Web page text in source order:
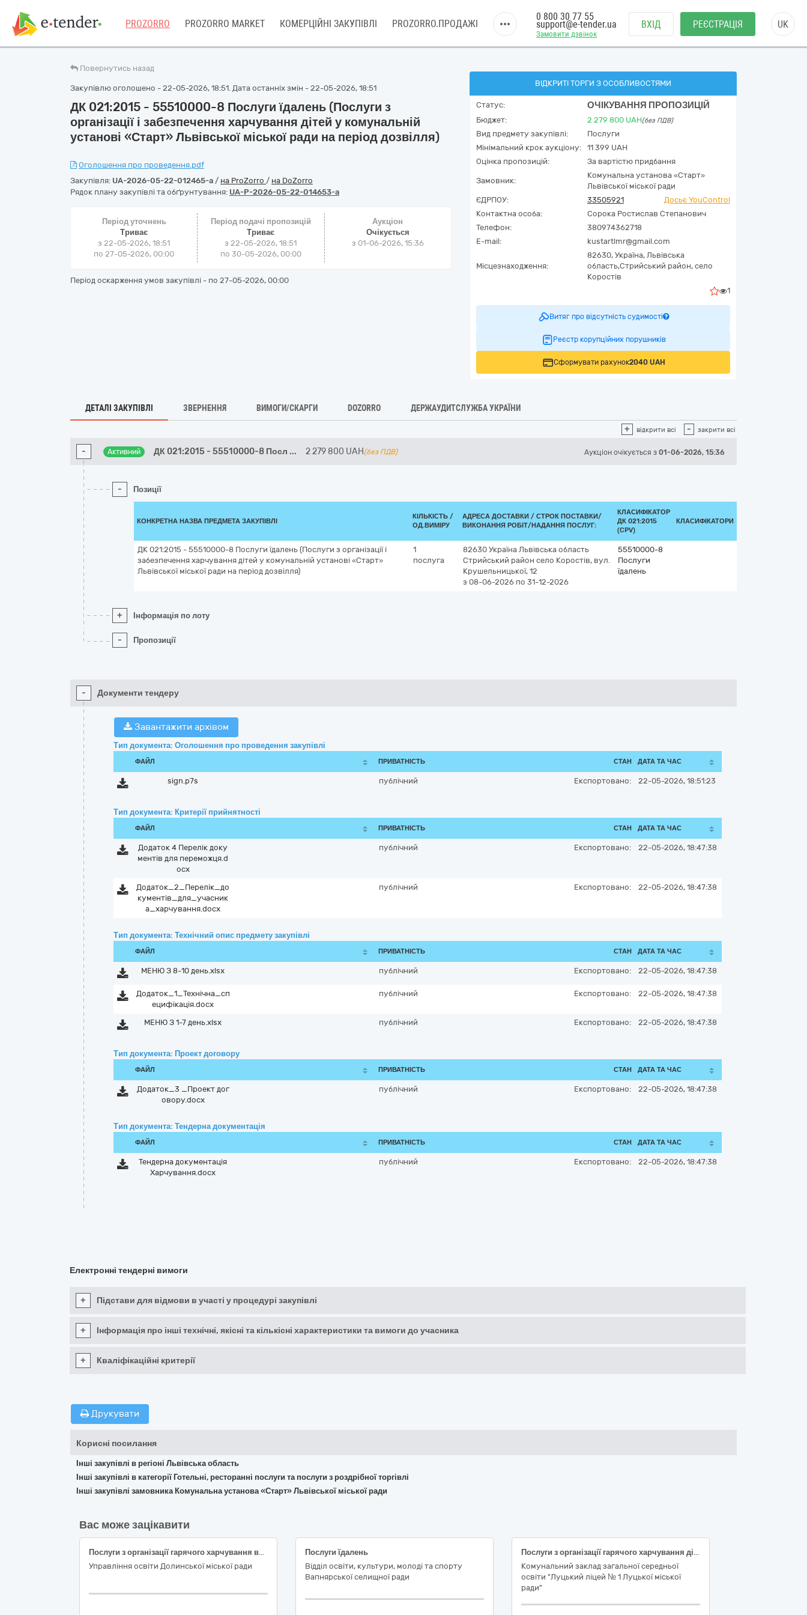
PROZORRO PROZORRO MARKET КОМЕРЦІЙНІ ЗАКУПІВЛІ PROZORRO.ПРОДАЖІ
Замовити дзвінок
0 800 30 77 55
support@e-tender.ua ВХІД РЕЄСТРАЦІЯ UK
Повернутись назад
Закупівлю оголошено - 22-05-2026, 18:51. Дата останніх змін - 22-05-2026, 18:51
ДК 021:2015 - 55510000-8 Послуги їдалень (Послуги з
організації і забезпечення харчування дітей у комунальній
установі «Старт» Львівської міської ради на період дозвілля)
Оголошення про проведення.pdf
Закупівля: UA-2026-05-22-012465-a / на ProZorro / на DoZorro
Рядок плану закупівлі та обґрунтування: UA-P-2026-05-22-014653-a
Період уточнень
Триває
з 22-05-2026, 18:51
по 27-05-2026, 00:00
Період подачі пропозицій
Триває
з 22-05-2026, 18:51
по 30-05-2026, 00:00
Аукціон
Очікується
з 01-06-2026, 15:36
Період оскарження умов закупівлі - по 27-05-2026, 00:00
ВІДКРИТІ ТОРГИ З ОСОБЛИВОСТЯМИ
Статус: ОЧІКУВАННЯ ПРОПОЗИЦІЙ
Бюджет: 2 279 800 UAH(без ПДВ)
Вид предмету закупівлі:
Послуги
Мінімальний крок аукціону:
11 399 UAH
Оцінка пропозицій:
За вартістю придбання
Замовник:
Комунальна установа «Старт»
Львівської міської ради
ЄДРПОУ:
33505921
Досьє YouControl
Контактна особа:
Сорока Ростислав Степанович
Телефон:
380974362718
E-mail:
kustartlmr@gmail.com
Місцезнаходження:
82630, Україна, Львівська
область,Стрийський район, село
Коростів
1
Витяг про відсутність судимості
Реєстр корупційних порушників
Сформувати рахунок2040 UAH
ДЕТАЛІ ЗАКУПІВЛІ ЗВЕРНЕННЯ ВИМОГИ/СКАРГИ DOZORRO ДЕРЖАУДИТСЛУЖБА УКРАЇНИ
+ відкрити всі - закрити всі
- Активний ДК 021:2015 - 55510000-8 Посл ... 2 279 800 UAH (без ПДВ) Аукціон очікується з 01-06-2026, 15:36
- Позиції
КОНКРЕТНА НАЗВА ПРЕДМЕТА ЗАКУПІВЛІ
КІЛЬКІСТЬ /
ОД.ВИМІРУ
АДРЕСА ДОСТАВКИ / СТРОК ПОСТАВКИ/
ВИКОНАННЯ РОБІТ/НАДАННЯ ПОСЛУГ:
КЛАСИФІКАТОР
ДК 021:2015
(CPV)
КЛАСИФІКАТОРИ
ДК 021:2015 - 55510000-8 Послуги їдалень (Послуги з організації і
забезпечення харчування дітей у комунальній установі «Старт»
Львівської міської ради на період дозвілля)
1
послуга
82630 Україна Львівська область
Стрийський район село Коростів, вул.
Крушельницької, 12
з 08-06-2026 по 31-12-2026
55510000-8
Послуги
їдалень
+ Інформація по лоту
- Пропозиції
- Документи тендеру
Завантажити архівом
Тип документа: Оголошення про проведення закупівлі
ФАЙЛ ПРИВАТНІСТЬ СТАН ДАТА ТА ЧАС
sign.p7s публічний Експортовано: 22-05-2026, 18:51:23
Тип документа: Критерії прийнятності
ФАЙЛ ПРИВАТНІСТЬ СТАН ДАТА ТА ЧАС
Додаток 4 Перелік доку
ментів для переможця.d
ocx
публічний Експортовано: 22-05-2026, 18:47:38
Додаток_2_Перелік_до
кументів_для_учасник
а_харчування.docx
публічний Експортовано: 22-05-2026, 18:47:38
Тип документа: Технічний опис предмету закупівлі
ФАЙЛ ПРИВАТНІСТЬ СТАН ДАТА ТА ЧАС
МЕНЮ З 8-10 день.xlsx публічний Експортовано: 22-05-2026, 18:47:38
Додаток_1_Технічна_сп
ецифікація.docx
публічний Експортовано: 22-05-2026, 18:47:38
МЕНЮ З 1-7 день.xlsx публічний Експортовано: 22-05-2026, 18:47:38
Тип документа: Проект договору
ФАЙЛ ПРИВАТНІСТЬ СТАН ДАТА ТА ЧАС
Додаток_3 _Проект дог
овору.docx
публічний Експортовано: 22-05-2026, 18:47:38
Тип документа: Тендерна документація
ФАЙЛ ПРИВАТНІСТЬ СТАН ДАТА ТА ЧАС
Тендерна документація
Харчування.docx
публічний Експортовано: 22-05-2026, 18:47:38
Електронні тендерні вимоги
+ Підстави для відмови в участі у процедурі закупівлі
+ Інформація про інші технічні, якісні та кількісні характеристики та вимоги до учасника
+ Кваліфікаційні критерії
Друкувати
Корисні посилання
Інші закупівлі в регіоні Львівська область
Інші закупівлі в категорії Готельні, ресторанні послуги та послуги з роздрібної торгівлі
Інші закупівлі замовника Комунальна установа «Старт» Львівської міської ради
Вас може зацікавити
Послуги з організації гарячого харчування вихованців Тяпчанського ліцею ім. О. Дучимінської
Управління освіти Долинської міської ради
Послуги їдалень
Відділ освіти, культури, молоді та спорту
Вапнярської селищної ради
Послуги з організації гарячого харчування дітей таборів з денним перебуванням для комунального закладу загальної середньої освіти «Луцький ліцей № 1 Луцької міської ради»
Комунальний заклад загальної середньої
освіти "Луцький ліцей № 1 Луцької міської
ради"